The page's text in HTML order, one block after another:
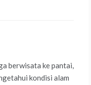
berwisata ke pantai,
kondisi alam